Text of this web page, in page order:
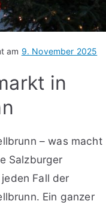
am 9. November 2025
in
– was macht
Salzburger
Fall der
Ein ganzer